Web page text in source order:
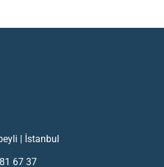
| İstanbul
67 37